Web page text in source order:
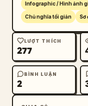
Infographic / Hình ảnh
Chủ nghĩa tối giản Sơ
LƯỢT THÍCH
277
BÌNH LUẬN
2